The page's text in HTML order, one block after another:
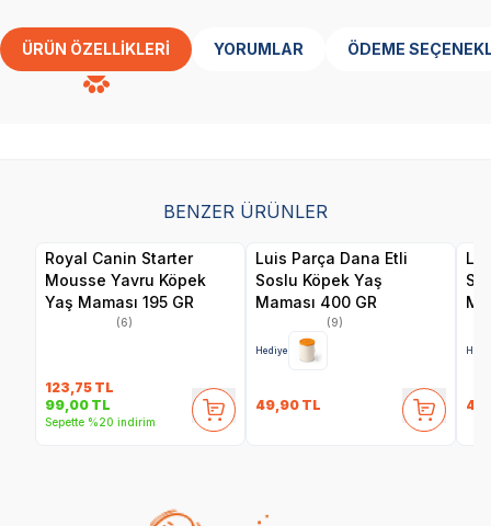
ÜRÜN ÖZELLIKLERI YORUMLAR ÖDEME
BENZER ÜRÜNLER
Royal Canin Starter
Mousse Yavru Köpek
Yaş Maması 195 GR
(6)
123,75 TL
99,00 TL
Sepette %20 indirim
Luis Parça Dana Etli
Soslu Köpek Yaş
Maması 400 GR
(9)
Hediye
49,90 TL